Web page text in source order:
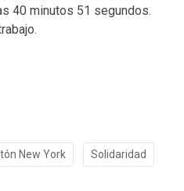
40 minutos 51 segundos.
New York Solidaridad